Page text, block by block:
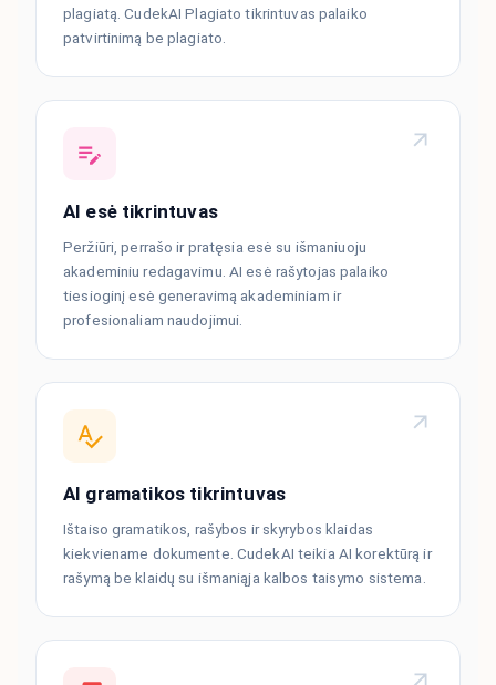
plagiatą. CudekAI Plagiato tikrintuvas palaiko
patvirtinimą be plagiato.
AI esė tikrintuvas
Peržiūri, perrašo ir pratęsia esė su išmaniuoju
akademiniu redagavimu. AI esė rašytojas palaiko
tiesioginį esė generavimą akademiniam ir
profesionaliam naudojimui.
AI gramatikos tikrintuvas
Ištaiso gramatikos, rašybos ir skyrybos klaidas
kiekviename dokumente. CudekAI teikia AI korektūrą ir
rašymą be klaidų su išmaniąja kalbos taisymo sistema.